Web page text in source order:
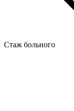
Стаж больного